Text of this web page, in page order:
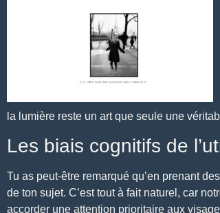
la lumière reste un art que seule une
Les biais cognitifs de
Tu as peut-être remarqué qu’en prenant des
de ton sujet. C’est tout à fait naturel, car
accorder une attention prioritaire aux